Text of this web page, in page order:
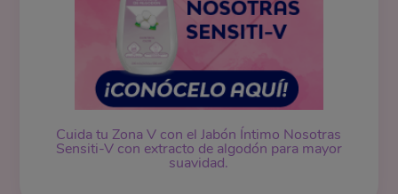
Cuida tu Zona V con el Jabón Íntimo Nosotras
Sensiti-V con extracto de algodón para mayor
suavidad.